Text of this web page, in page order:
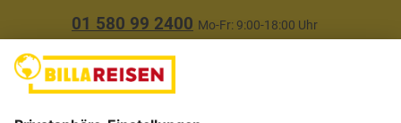
01 580 99 2400 Mo-Fr: 9:00-18:00 Uhr
Über uns